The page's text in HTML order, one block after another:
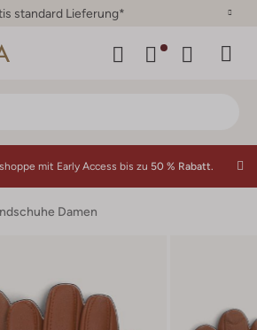
Rückgaberecht
mit Early Access bis zu 50 % Rabatt.
Damen